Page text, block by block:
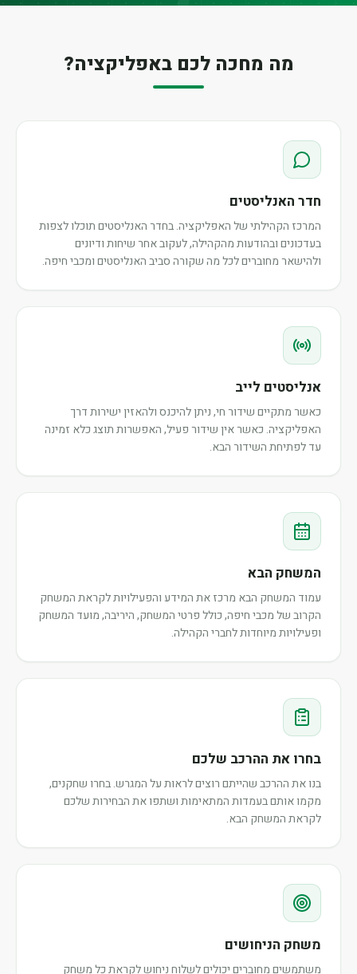
מה מחכה לכם באפליקציה?
חדר האנליסטים
המרכז הקהילתי של האפליקציה. בחדר האנליסטים תוכלו לצפות
בעדכונים ובהודעות מהקהילה, לעקוב אחר שיחות ודיונים
ולהישאר מחוברים לכל מה שקורה סביב האנליסטים ומכבי חיפה.
אנליסטים לייב
כאשר מתקיים שידור חי, ניתן להיכנס ולהאזין ישירות דרך
האפליקציה. כאשר אין שידור פעיל, האפשרות תוצג כלא זמינה
עד לפתיחת השידור הבא.
המשחק הבא
עמוד המשחק הבא מרכז את המידע והפעילויות לקראת המשחק
הקרוב של מכבי חיפה, כולל פרטי המשחק, היריבה, מועד המשחק
ופעילויות מיוחדות לחברי הקהילה.
בחרו את ההרכב שלכם
בנו את ההרכב שהייתם רוצים לראות על המגרש. בחרו שחקנים,
מקמו אותם בעמדות המתאימות ושתפו את הבחירות שלכם
לקראת המשחק הבא.
משחק הניחושים
משתמשים מחוברים יכולים לשלוח ניחוש לקראת כל משחק